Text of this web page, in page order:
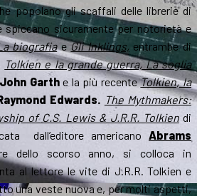
popolano gli scaffali delle librerie di
sicuramente per notorietà e
biografia eGli Inklings, entrambe di
Tolkien e la grande guerra, La soglia
John Garthe la più recenteTolkien, la
Edwards. The Mythmakers:
of C.S. Lewis & J.R.R. Tolkien di
dall’editore americanoAbrams
dello scorso anno, si colloca in
al lettore le vite di J.R.R. Tolkien e
una veste nuova e, per molti aspetti,